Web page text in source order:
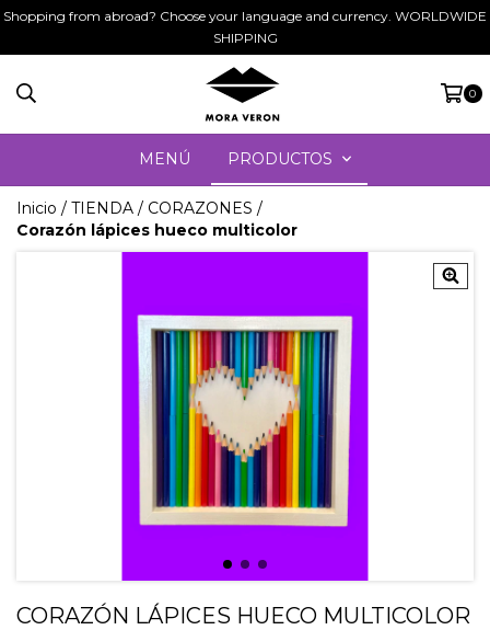
Shopping from abroad? Choose your language and currency. WORLDWIDE
SHIPPING
0
MENÚ PRODUCTOS
Inicio / TIENDA / CORAZONES /
Corazón lápices hueco multicolor
CORAZÓN LÁPICES HUECO MULTICOLOR